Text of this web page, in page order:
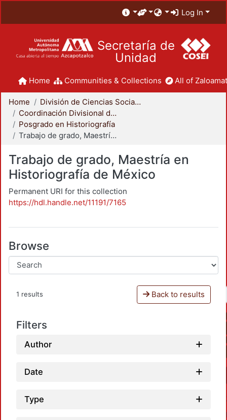
Log In
Secretaría de
Unidad
Home Communities & Collections All of
Home
División de Ciencias Sociales y Humanidades
Coordinación Divisional de Posgrado
Posgrado en Historiografía
Trabajo de grado, Maestría en Historiografía de México
Trabajo de grado, Maestría en
Historiografía de México
Permanent URI for this collection
https://hdl.handle.net/11191/7165
Browse
1 results Back to results
Filters
Author
Date
Type